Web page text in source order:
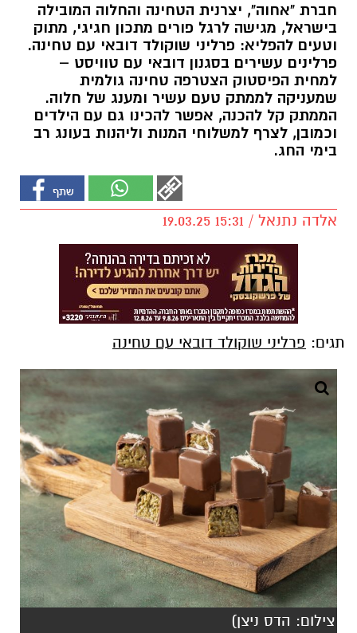
חברת "אחוה", יצרנית הטחינה והחלוה המובילה
בישראל, מגישה לרגל פורים מתכון חגיגי, מתוק
וטעים להפליא: פרליני שוקולד דובאי עם טחינה.
פרלינים עשירים בסגנון דובאי עם טוויסט –
למחית הפיסטוק הצטרפה טחינה גולמית
שמעניקה לממתק טעם עשיר ומענג של חלוה.
הממתק קל להכנה, אפשר להכינו גם עם הילדים
וכמובן, לצרף למשלוחי המנות וליהנות בעונג רב
בימי החג.
אלדה נתנאל / 15:31 19.03.25
תגים: פרליני שוקולד דובאי עם טחינה
צילום: הדס ניצן)